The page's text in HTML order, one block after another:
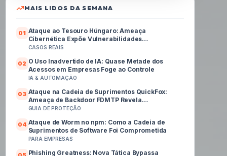
MAIS LIDOS DA SEMANA
01 Ataque ao Tesouro Húngaro: Ameaça
Cibernética Expõe Vulnerabilidades
Governamentais
CASOS REAIS
02 O Uso Inadvertido de IA: Quase Metade dos
Acessos em Empresas Foge ao Controle
IA & AUTOMAÇÃO
03 Ataque na Cadeia de Suprimentos QuickFox:
Ameaça de Backdoor FDMTP Revela
Vulnerabilidades Críticas
GUIA DE PROTEÇÃO
04 Ataque de Worm no npm: Como a Cadeia de
Suprimentos de Software Foi Comprometida
PARA EMPRESAS
Phishing Greatness: Nova Tática Bypassa